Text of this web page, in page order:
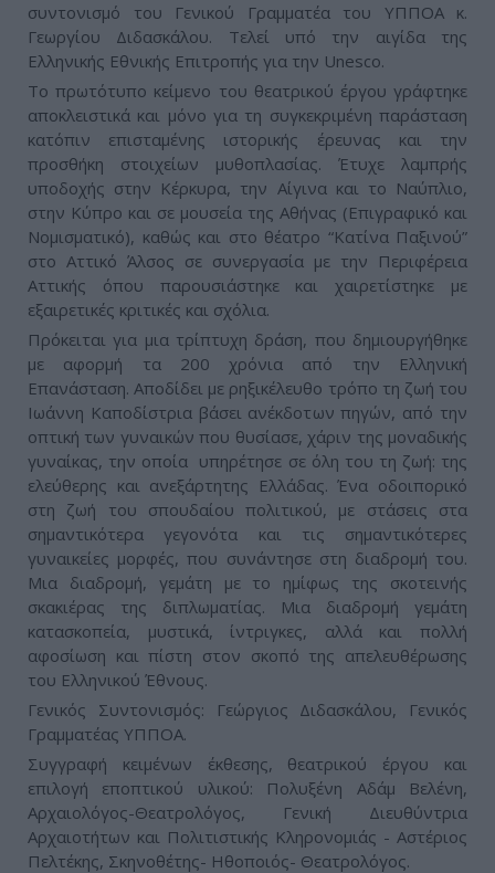
συντονισμό του Γενικού Γραμματέα του ΥΠΠΟΑ κ.
Γεωργίου Διδασκάλου. Τελεί υπό την αιγίδα της
Ελληνικής Εθνικής Επιτροπής για την Unesco.
Το πρωτότυπο κείμενο του θεατρικού έργου γράφτηκε
αποκλειστικά και μόνο για τη συγκεκριμένη παράσταση
κατόπιν επισταμένης ιστορικής έρευνας και την
προσθήκη στοιχείων μυθοπλασίας. Έτυχε λαμπρής
υποδοχής στην Κέρκυρα, την Αίγινα και το Ναύπλιο,
στην Κύπρο και σε μουσεία της Αθήνας (Επιγραφικό και
Νομισματικό), καθώς και στο θέατρο “Κατίνα Παξινού”
στο Αττικό Άλσος σε συνεργασία με την Περιφέρεια
Αττικής όπου παρουσιάστηκε και χαιρετίστηκε με
εξαιρετικές κριτικές και σχόλια.
Πρόκειται για μια τρίπτυχη δράση, που δημιουργήθηκε
µε αφορµή τα 200 χρόνια από την Ελληνική
Επανάσταση. Αποδίδει με ρηξικέλευθο τρόπο τη ζωή του
Ιωάννη Καποδίστρια βάσει ανέκδοτων πηγών, από την
οπτική των γυναικών που θυσίασε, χάριν της μοναδικής
γυναίκας, την οποία υπηρέτησε σε όλη του τη ζωή: της
ελεύθερης και ανεξάρτητης Ελλάδας. Ένα οδοιπορικό
στη ζωή του σπουδαίου πολιτικού, µε στάσεις στα
σηµαντικότερα γεγονότα και τις σηµαντικότερες
γυναικείες µορφές, που συνάντησε στη διαδροµή του.
Μια διαδροµή, γεµάτη µε το ηµίφως της σκοτεινής
σκακιέρας της διπλωµατίας. Μια διαδροµή γεµάτη
κατασκοπεία, µυστικά, ίντριγκες, αλλά και πολλή
αφοσίωση και πίστη στον σκοπό της απελευθέρωσης
του Ελληνικού Έθνους.
Γενικός Συντονισµός: Γεώργιος Διδασκάλου, Γενικός
Γραµµατέας ΥΠΠΟΑ.
Συγγραφή κειµένων έκθεσης, θεατρικού έργου και
επιλογή εποπτικού υλικού: Πολυξένη Αδάµ Βελένη,
Αρχαιολόγος-Θεατρολόγος, Γενική Διευθύντρια
Αρχαιοτήτων και Πολιτιστικής Κληρονοµιάς - Αστέριος
Πελτέκης, Σκηνοθέτης- Ηθοποιός- Θεατρολόγος.